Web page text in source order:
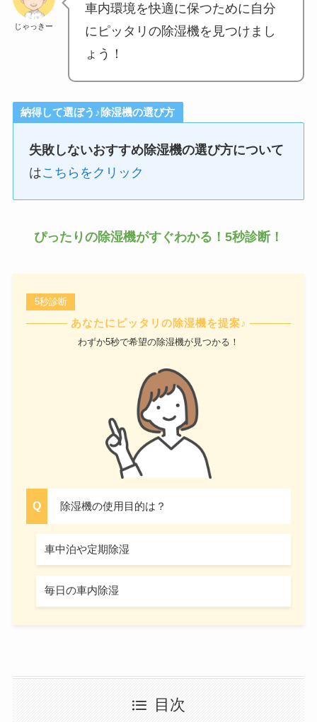
じゃっきー
車内環境を快適に保つために自分
にピッタリの除湿機を見つけまし
ょう！
納得して選ぼう♪除湿機の選び方
失敗しないおすすめ除湿機の選び方について
はこちらをクリック
ぴったりの除湿機がすぐわかる！5秒診断！
5秒診断
あなたにピッタリの除湿機を提案♪
わずか5秒で希望の除湿機が見つかる！
除湿機の使用目的は？
車中泊や定期除湿
毎日の車内除湿
目次